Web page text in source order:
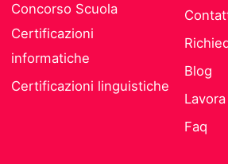
Concorso Scuola
Certificazioni
informatiche
Certificazioni linguistiche
Blog
Faq